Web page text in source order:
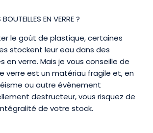
EN VERRE ?
le goût de plastique, certaines
stockent leur eau dans des
en verre. Mais je vous conseille de
verre est un matériau fragile et, en
ou autre évènement
destructeur, vous risquez de
de votre stock.